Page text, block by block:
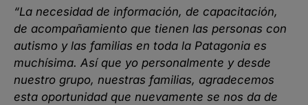
“La necesidad de información, de capacitación,
de acompañamiento que tienen las personas con
autismo y las familias en toda la Patagonia es
muchísima. Así que yo personalmente y desde
nuestro grupo, nuestras familias, agradecemos
esta oportunidad que nuevamente se nos da de